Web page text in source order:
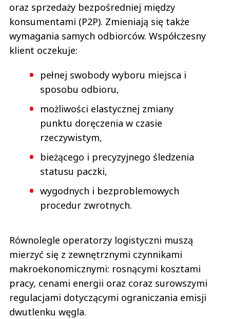
oraz sprzedaży bezpośredniej między
konsumentami (P2P). Zmieniają się także
wymagania samych odbiorców. Współczesny
klient oczekuje:
pełnej swobody wyboru miejsca i
sposobu odbioru,
możliwości elastycznej zmiany
punktu doręczenia w czasie
rzeczywistym,
bieżącego i precyzyjnego śledzenia
statusu paczki,
wygodnych i bezproblemowych
procedur zwrotnych.
Równolegle operatorzy logistyczni muszą
mierzyć się z zewnętrznymi czynnikami
makroekonomicznymi: rosnącymi kosztami
pracy, cenami energii oraz coraz surowszymi
regulacjami dotyczącymi ograniczania emisji
dwutlenku węgla.